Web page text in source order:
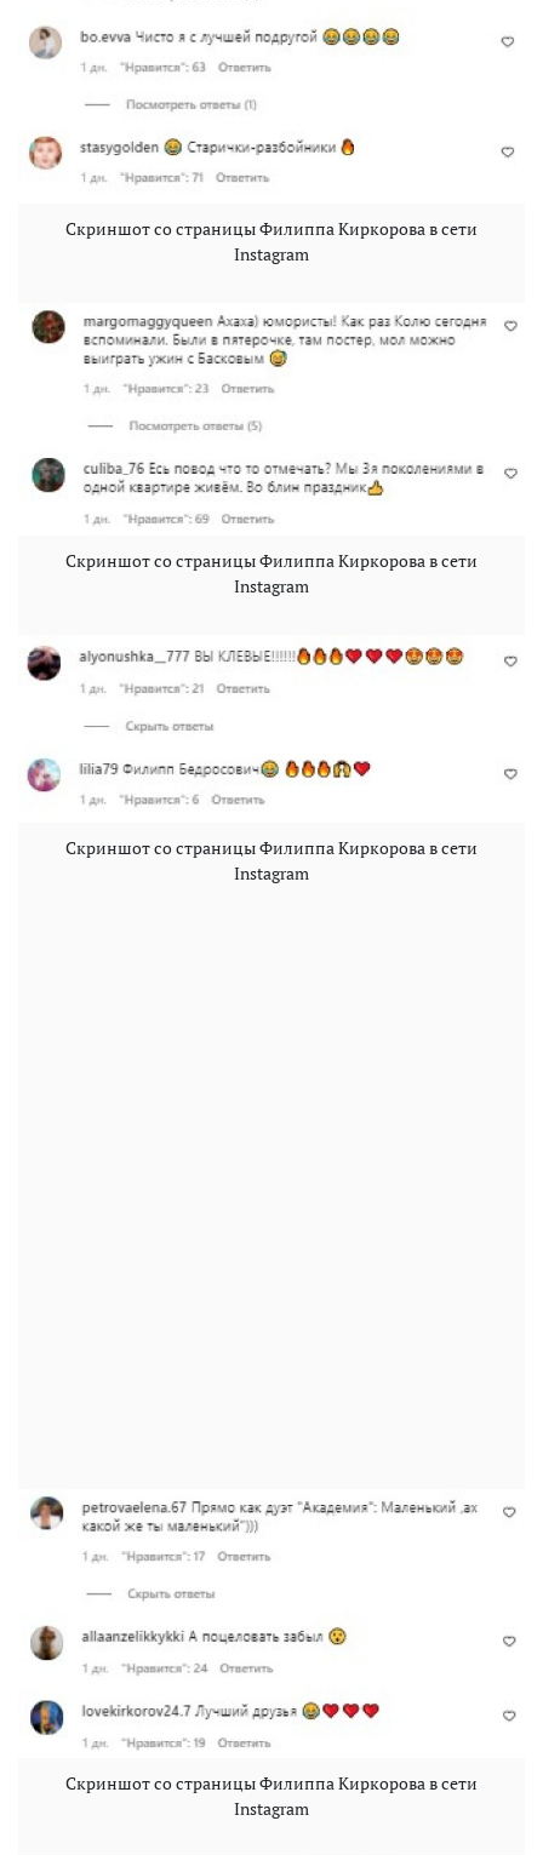
Скриншот со страницы Филиппа Киркорова в сети
Instagram
Скриншот со страницы Филиппа Киркорова в сети
Instagram
Скриншот со страницы Филиппа Киркорова в сети
Instagram
Скриншот со страницы Филиппа Киркорова в сети
Instagram